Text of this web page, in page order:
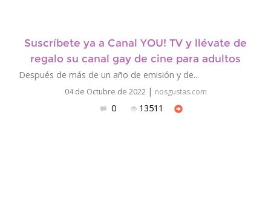
Suscríbete ya a Canal YOU! TV y llévate de
regalo su canal gay de cine para adultos
Después de más de un año de emisión y de...
04 de Octubre de 2022 | nosgustas.com
0 13511